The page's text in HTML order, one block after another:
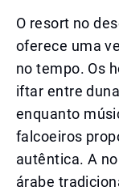
O resort no
oferece uma
no tempo. Os
iftar entre
enquanto
falcoeiros
autêntica. A
árabe